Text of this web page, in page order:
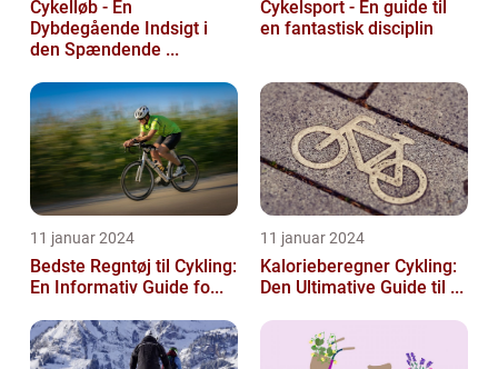
Cykelløb - En
Dybdegående Indsigt i
den Spændende ...
Cykelsport - En guide til
en fantastisk disciplin
11 januar 2024
Bedste Regntøj til Cykling:
En Informativ Guide fo...
11 januar 2024
Kalorieberegner Cykling:
Den Ultimative Guide til ...